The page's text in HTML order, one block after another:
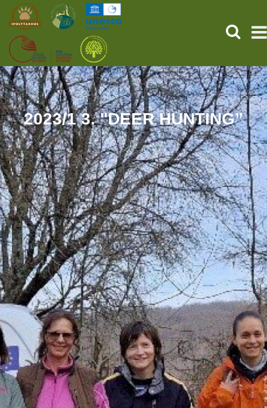
KEZDŐOLDAL
ŐSVILÁGI POMPEJI
SZOLGÁLTATÁSOK
PROGRAMOK
HÍREK
RÓLUNK
ONLINE JEGYVÁSÁRLÁS
2023/1 3. "DEER HUNTING”